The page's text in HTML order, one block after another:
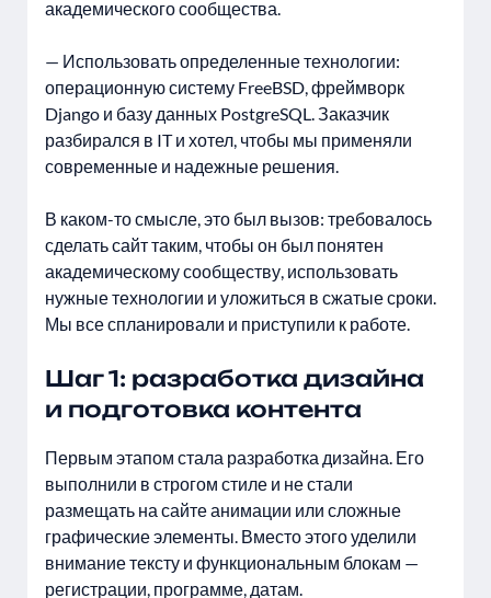
академического сообщества.
— Использовать определенные технологии:
операционную систему FreeBSD, фреймворк
Django и базу данных PostgreSQL. Заказчик
разбирался в IT и хотел, чтобы мы применяли
современные и надежные решения.
В каком-то смысле, это был вызов: требовалось
сделать сайт таким, чтобы он был понятен
академическому сообществу, использовать
нужные технологии и уложиться в сжатые сроки.
Мы все спланировали и приступили к работе.
Шаг 1: разработка дизайна
и подготовка контента
Первым этапом стала разработка дизайна. Его
выполнили в строгом стиле и не стали
размещать на сайте анимации или сложные
графические элементы. Вместо этого уделили
внимание тексту и функциональным блокам —
регистрации, программе, датам.